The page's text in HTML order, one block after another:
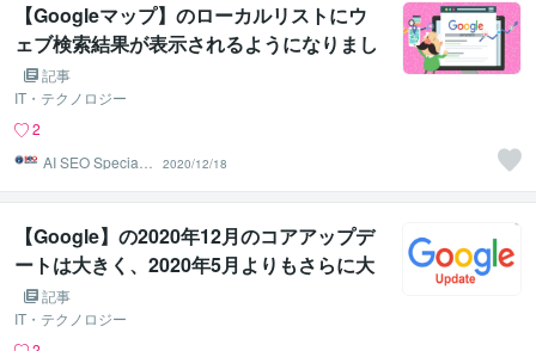
【Googleマップ】のローカルリストにウ
ェブ検索結果が表示されるようになりまし
た。記事
IT・テクノロジー
2
AI SEO Specialis
2020/12/18
【Google】の2020年12月のコアアップデ
ートは大きく、2020年5月よりもさらに大
きかったとデータプロバイダーは述べてい
ます
記事
IT・テクノロジー